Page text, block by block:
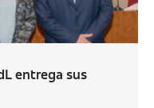
entrega sus